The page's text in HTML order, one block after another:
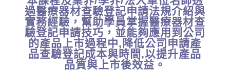
過醫療器材查驗登記申請法規介紹與
實務經驗， 幫助學員掌握醫療器材查
驗登記申請技巧， 並能夠應用到公司
的產品上市過程中, 降低公司申請產
品查驗登記成本與時間,以提升產品
品質與上市後效益。